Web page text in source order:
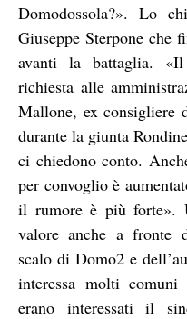
Domodossola?». Lo
Giuseppe Sterpone che
avanti la battaglia.
richiesta alle
Mallone, ex consigliere
durante la giunta
ci chiedono conto.
per convoglio è
il rumore è più forte».
valore anche a fronte
scalo di Domo2 e
interessa molti
erano interessati il